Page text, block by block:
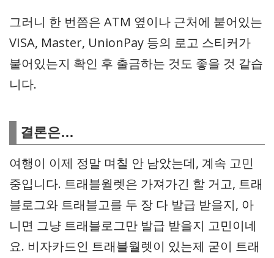
그러니 한 번쯤은 ATM 옆이나 근처에 붙어있는
VISA, Master, UnionPay 등의 로고 스티커가
붙어있는지 확인 후 출금하는 것도 좋을 것 같습
니다.
결론은…
여행이 이제 정말 며칠 안 남았는데, 계속 고민
중입니다. 트래블월렛은 가져가긴 할 거고, 트래
블로그와 트래블고를 두 장 다 발급 받을지, 아
니면 그냥 트래블로그만 발급 받을지 고민이네
요. 비자카드인 트래블월렛이 있는제 굳이 트래